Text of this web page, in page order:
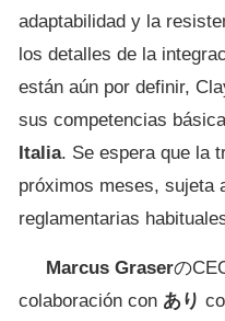
adaptabilidad y la
los detalles de la
están aún por definir,
sus competencias
Italia. Se espera que la
próximos meses, sujeta
reglamentarias
Marcus Graserの
colaboración con あり